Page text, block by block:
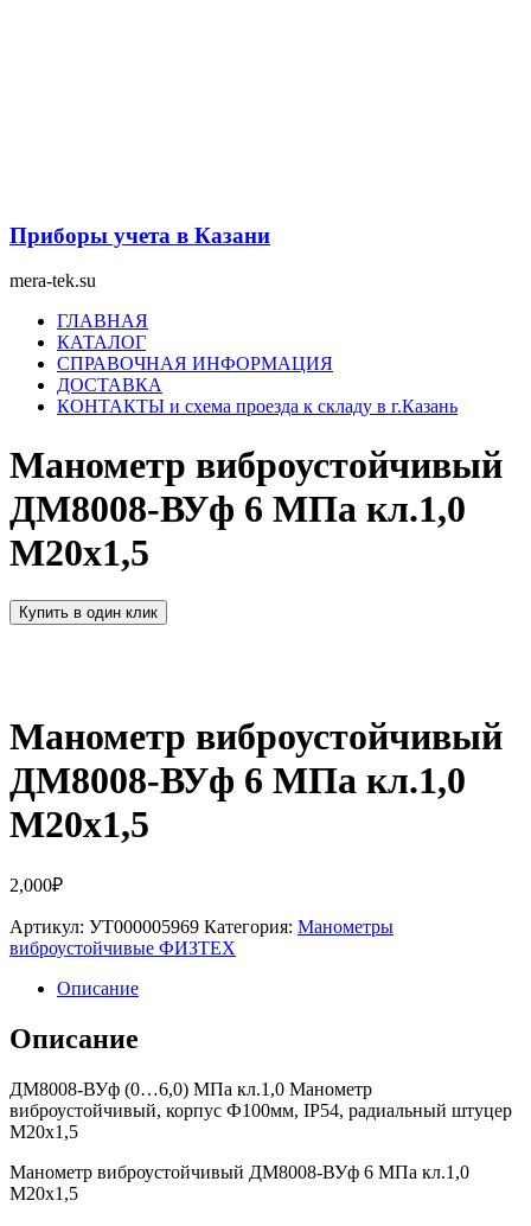
Приборы учета в Казани
mera-tek.su
МенюГЛАВНАЯ
КАТАЛОГ
СПРАВОЧНАЯ ИНФОРМАЦИЯ
ДОСТАВКА
КОНТАКТЫ и схема проезда к складу в г.Казань
Манометр виброустойчивый
ДМ8008-ВУф 6 МПа кл.1,0
М20х1,5
Купить в один клик
Манометр виброустойчивый
ДМ8008-ВУф 6 МПа кл.1,0
М20х1,5
2,000₽
Артикул: УТ000005969 Категория: Манометры
виброустойчивые ФИЗТЕХ
Описание
Описание
ДМ8008-ВУф (0…6,0) МПа кл.1,0 Манометр
виброустойчивый, корпус Ф100мм, IP54, радиальный штуцер
М20х1,5
Манометр виброустойчивый ДМ8008-ВУф 6 МПа кл.1,0
М20х1,5